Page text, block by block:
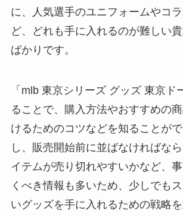
に、人気選手のユニフォームやコ
ど、どれも手に入れるのが難しい
ばかりです。
「mlb 東京シリーズ グッズ 東京ド
ることで、購入方法やおすすめの
けるためのコツなどを知ることが
し、販売開始前に並ばなければな
イテムが売り切れやすいかなど、
くべき情報も多いため、少しでも
いグッズを手に入れるための戦略